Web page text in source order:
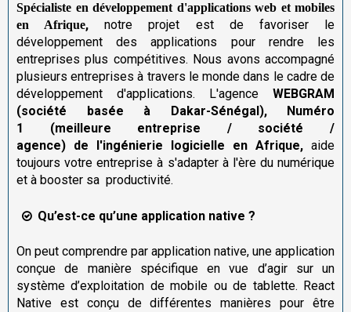
Spécialiste en développement d'applications web et mobiles
en Afrique, notre projet est de favoriser le
développement des applications pour rendre les
entreprises plus compétitives. Nous avons accompagné
plusieurs entreprises à travers le monde dans le cadre de
développement d'applications. L'agence WEBGRAM
(société basée à Dakar-Sénégal), Numéro
1 (meilleure entreprise / société /
agence) de l'ingénierie logicielle en Afrique, aide
toujours votre entreprise à s'adapter à l'ère du numérique
et à booster sa productivité.
Qu’est-ce qu’une application native ?
On peut comprendre par application native, une application
conçue de manière spécifique en vue d’agir sur un
système d’exploitation de mobile ou de tablette. React
Native est conçu de différentes manières pour être